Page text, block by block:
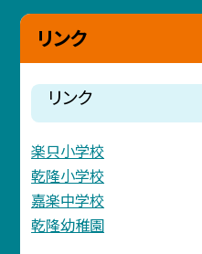
リンク
リンク
楽只小学校
乾隆小学校
嘉楽中学校
乾隆幼稚園